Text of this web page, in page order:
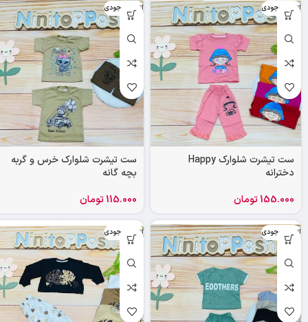
اتمام موجودی
ست تیشرت شلوارک Happy
دخترانه
155.000تومان
اتمام موجودی
ست تیشرت شلوارک خرس و گربه
بچه گانه
115.000تومان
اتمام موجودی اتمام موجودی